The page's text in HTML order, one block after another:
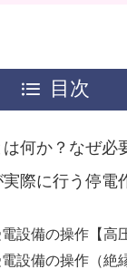
目次
何か？なぜ必
際に行う停電
設備の操作【高
設備の操作（絶